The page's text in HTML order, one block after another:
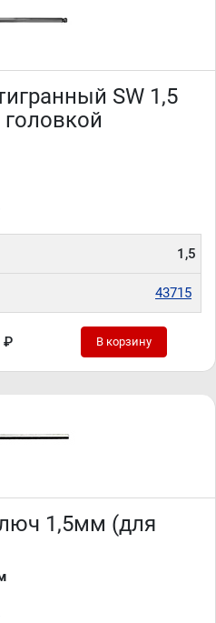
SW 1,5
1,5
43715
₽ В корзину
1,5мм (для